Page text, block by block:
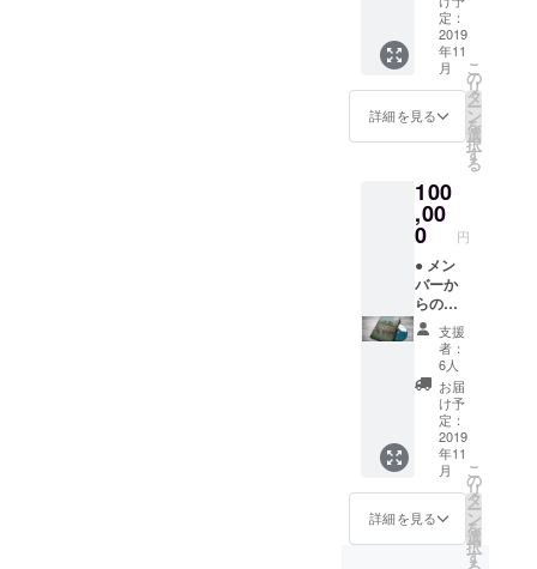
となり
ます。
● 映画
本編
DVD（
パッ
未収録
映像
DVD（
パッ
ケージ
無し）
● 映画
画像集
（オン
ライン
上で
データ
納品）
談会 招
待券 ※
招待券
はメー
ルでお
送りさ
せて頂
きま
映画
「今日
もどこ
かで馬
は生ま
れる」
卓上カ
レン
ダー
※2020
年度版
となり
ます。
● 映画
本編
DVD（
パッ
ケージ
あり）
● 本編
定：
2019
年11
月
詳細を見る
こ
の
リ
タ
ー
ン
を
選
択
す
る
100
,00
0 円
● メン
バーか
らのお
礼メー
ル ※招
待券は
メール
でお送
りさせ
て頂き
ます。
Creem
Pan主
催の座
談会 招
支援
者：
6人
お届
け予
定：
2019
年11
月
詳細を見る
こ
の
リ
タ
ー
ン
を
選
択
す